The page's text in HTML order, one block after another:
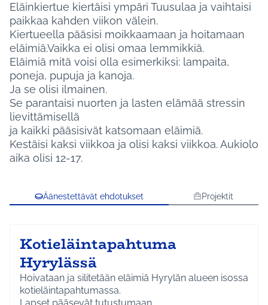
Eläinkiertue kiertäisi ympäri Tuusulaa ja vaihtaisi
paikkaa kahden viikon välein.
Kiertueella pääsisi moikkaamaan ja hoitamaan
eläimiä.Vaikka ei olisi omaa lemmikkiä.
Eläimiä mitä voisi olla esimerkiksi: lampaita,
poneja, pupuja ja kanoja.
Ja se olisi ilmainen.
Se parantaisi nuorten ja lasten elämää stressin
lievittämisellä
ja kaikki pääsisivät katsomaan eläimiä.
Kestäisi kaksi viikkoa ja olisi kaksi viikkoa. Aukiolo
aika olisi 12-17.
Äänestettävät ehdotukset Projektit
Kotieläintapahtuma
Hyrylässä
Hoivataan ja silitetään eläimiä Hyrylän alueen isossa
kotieläintapahtumassa.